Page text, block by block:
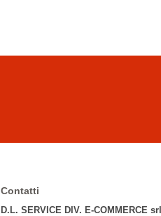
Contatti
D.L. SERVICE DIV. E-COMMERCE srl